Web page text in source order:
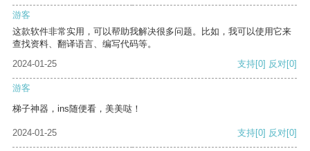
游客
这款软件非常实用，可以帮助我解决很多问题。比如，我可以使用它来
查找资料、翻译语言、编写代码等。
2024-01-25
支持[0] 反对[0]
游客
梯子神器，ins随便看，美美哒！
2024-01-25 支持[0] 反对[0]